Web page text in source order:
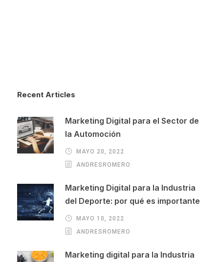
Recent Articles
Marketing Digital para el Sector de
la Automoción
MAYO 20, 2022
ANDRESROMERO
Marketing Digital para la Industria
del Deporte: por qué es importante
MAYO 10, 2022
ANDRESROMERO
Marketing digital para la Industria